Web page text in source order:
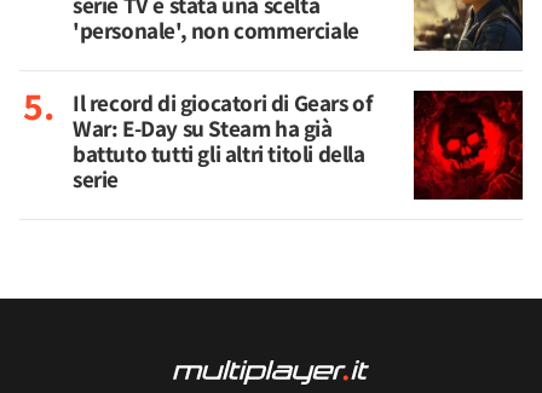
'personale', non commerciale
Il record di giocatori di Gears of
War: E-Day su Steam ha già
battuto tutti gli altri titoli della
serie